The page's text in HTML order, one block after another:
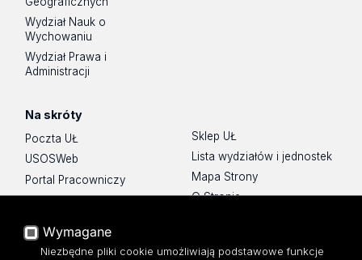
Wydział Nauk o
Wychowaniu
Wydział Prawa i
Administracji
Na skróty
Poczta UŁ
USOSWeb
Portal Pracowniczy
Baza Aktów Własnych
Moodle
Eksperci UŁ
Sklep UŁ
Lista wydziałów i jednostek
Mapa Strony
O Stronie
Wymagane
Niezbędne pliki cookie umożliwiają podstawowe funkcje